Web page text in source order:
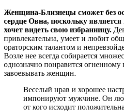
Женщина-Близнецы сможет без
сердце Овна, поскольку
хочет видеть свою избранницу.
привлекательна, умеет и любит
ораторским талантом и
Возле нее всегда собирается
однозначно понравится
завоевывать женщин.
Веселый нрав и хорошее
импонируют мужчине. Он
от кого исходит